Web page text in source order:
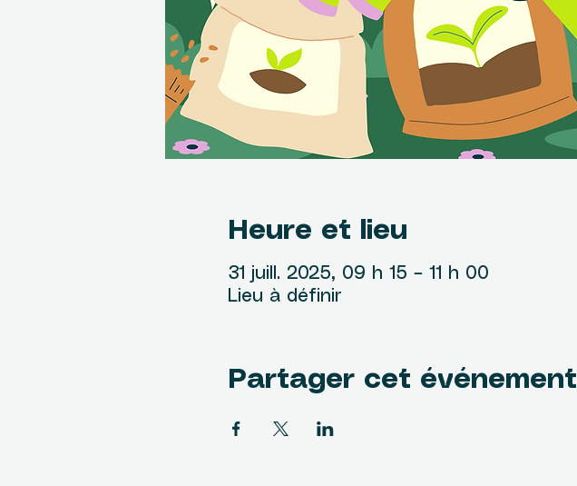
Heure et lieu
31 juill. 2025, 09 h 15 – 11 h 00
Lieu à définir
Partager cet événement